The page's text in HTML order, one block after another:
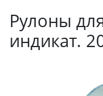
Рулоны
индикат.